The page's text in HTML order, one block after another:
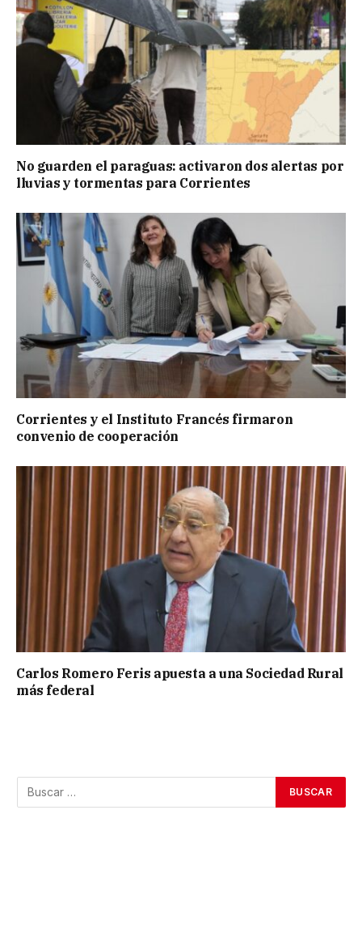
No guarden el paraguas: activaron dos alertas por
lluvias y tormentas para Corrientes
Corrientes y el Instituto Francés firmaron
convenio de cooperación
Carlos Romero Feris apuesta a una Sociedad Rural
más federal